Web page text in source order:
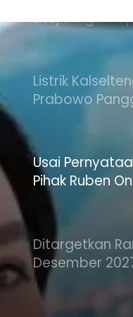
Listyo Sigit
Keputusan
Listrik
Prabowo
Usai
Pihak Ruben
Soal Isu
Ditargetkan
Desember
Gedung MK
12,41 Persen